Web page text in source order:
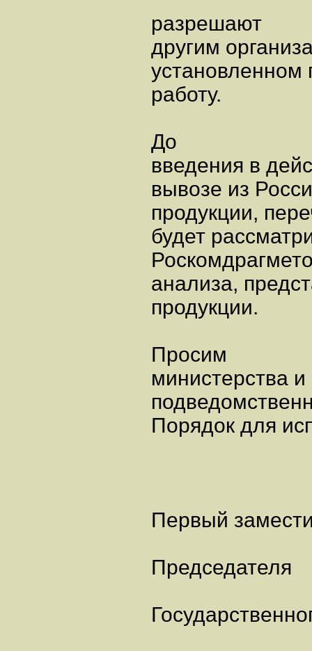
разрешают
другим
установленном
работу.
До
введения в
вывозе из
продукции,
будет
анализа,
продукции.
Просим
министерства
Порядок для
Первый
Председателя